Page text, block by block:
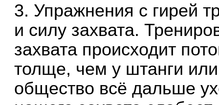
3. Упражнения с гирей
и силу захвата.
захвата происходит
толще, чем у штанги
общество всё дальше